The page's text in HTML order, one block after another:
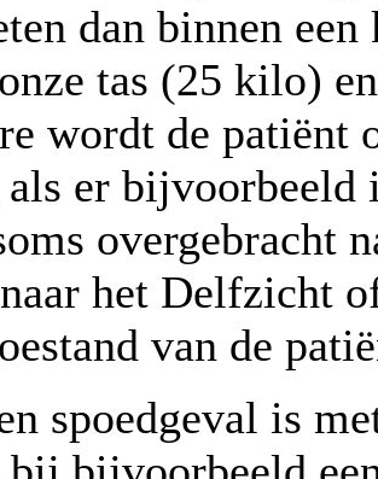
dan binnen
tas (25 kilo)
wordt de patiënt
als er
overgebracht
het Delfzicht
van de
spoedgeval is